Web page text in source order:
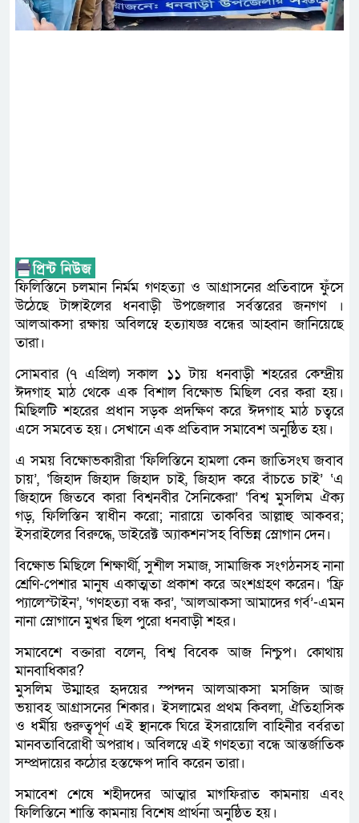
ফিলিস্তিনে চলমান নির্মম গণহত্যা ও আগ্রাসনের প্রতিবাদে ফুঁসে
উঠেছে টাঙ্গাইলের ধনবাড়ী উপজেলার সর্বস্তরের জনগণ ।
আলআকসা রক্ষায় অবিলম্বে হত্যাযজ্ঞ বন্ধের আহ্বান জানিয়েছে
তারা।
সোমবার (৭ এপ্রিল) সকাল ১১ টায় ধনবাড়ী শহরের কেন্দ্রীয়
ঈদগাহ মাঠ থেকে এক বিশাল বিক্ষোভ মিছিল বের করা হয়।
মিছিলটি শহরের প্রধান সড়ক প্রদক্ষিণ করে ঈদগাহ মাঠ চত্বরে
এসে সমবেত হয়। সেখানে এক প্রতিবাদ সমাবেশ অনুষ্ঠিত হয়।
এ সময় বিক্ষোভকারীরা ‘ফিলিস্তিনে হামলা কেন জাতিসংঘ জবাব
চায়’, ‘জিহাদ জিহাদ জিহাদ চাই, জিহাদ করে বাঁচতে চাই’ ‘এ
জিহাদে জিতবে কারা বিশ্বনবীর সৈনিকেরা’ ‘বিশ্ব মুসলিম ঐক্য
গড়, ফিলিস্তিন স্বাধীন করো; নারায়ে তাকবির আল্লাহু আকবর;
ইসরাইলের বিরুদ্ধে, ডাইরেক্ট অ্যাকশন’সহ বিভিন্ন স্লোগান দেন।
বিক্ষোভ মিছিলে শিক্ষার্থী, সুশীল সমাজ, সামাজিক সংগঠনসহ নানা
শ্রেণি-পেশার মানুষ একাত্মতা প্রকাশ করে অংশগ্রহণ করেন। ‘ফ্রি
প্যালেস্টাইন’, ‘গণহত্যা বন্ধ কর’, ‘আলআকসা আমাদের গর্ব’-এমন
নানা স্লোগানে মুখর ছিল পুরো ধনবাড়ী শহর।
সমাবেশে বক্তারা বলেন, বিশ্ব বিবেক আজ নিশ্চুপ। কোথায়
মানবাধিকার?
মুসলিম উম্মাহর হৃদয়ের স্পন্দন আলআকসা মসজিদ আজ
ভয়াবহ আগ্রাসনের শিকার। ইসলামের প্রথম কিবলা, ঐতিহাসিক
ও ধর্মীয় গুরুত্বপূর্ণ এই স্থানকে ঘিরে ইসরায়েলি বাহিনীর বর্বরতা
মানবতাবিরোধী অপরাধ। অবিলম্বে এই গণহত্যা বন্ধে আন্তর্জাতিক
সম্প্রদায়ের কঠোর হস্তক্ষেপ দাবি করেন তারা।
সমাবেশ শেষে শহীদদের আত্মার মাগফিরাত কামনায় এবং
ফিলিস্তিনে শান্তি কামনায় বিশেষ প্রার্থনা অনুষ্ঠিত হয়।